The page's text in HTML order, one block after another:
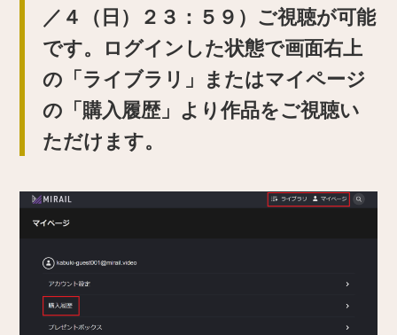
／４（日）２３：５９）ご視聴が可能
です。ログインした状態で画面右上
の「ライブラリ」またはマイページ
の「購入履歴」より作品をご視聴い
ただけます。